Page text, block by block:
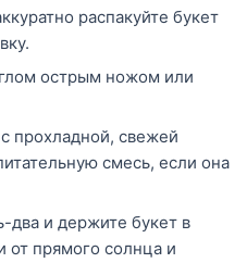
распакуйте букет
острым ножом или
прохладной, свежей
смесь, если она
два и держите букет в
от прямого солнца и